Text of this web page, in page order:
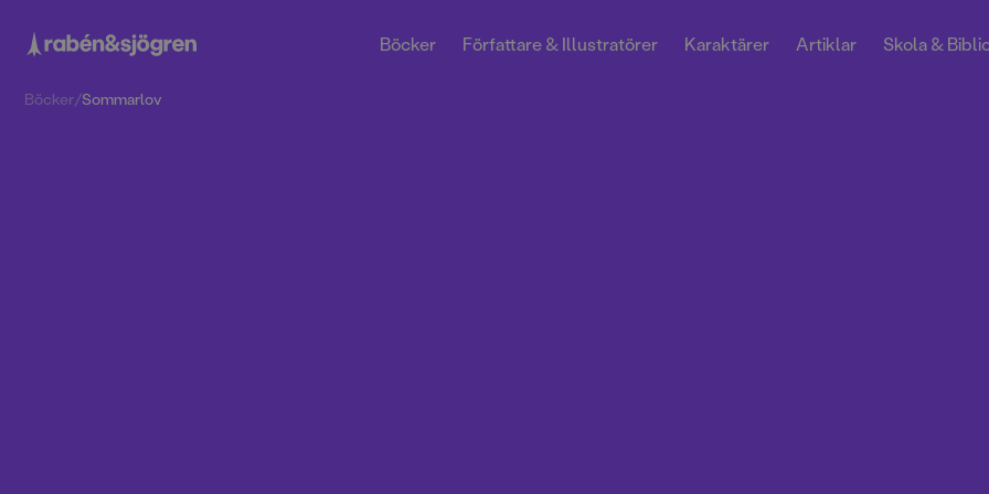
Böcker Författare & Illustratörer Karaktärer Artiklar Skola &
Böcker/Sommarlov